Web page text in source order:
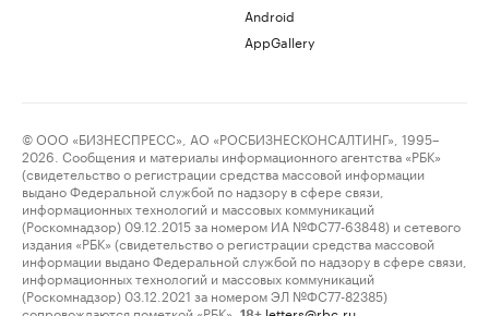
Android
AppGallery
© ООО «БИЗНЕСПРЕСС», АО «РОСБИЗНЕСКОНСАЛТИНГ», 1995–
2026. Сообщения и материалы информационного агентства «РБК»
(свидетельство о регистрации средства массовой информации
выдано Федеральной службой по надзору в сфере связи,
информационных технологий и массовых коммуникаций
(Роскомнадзор) 09.12.2015 за номером ИА №ФС77-63848) и сетевого
издания «РБК» (свидетельство о регистрации средства массовой
информации выдано Федеральной службой по надзору в сфере связи,
информационных технологий и массовых коммуникаций
(Роскомнадзор) 03.12.2021 за номером ЭЛ №ФС77-82385)